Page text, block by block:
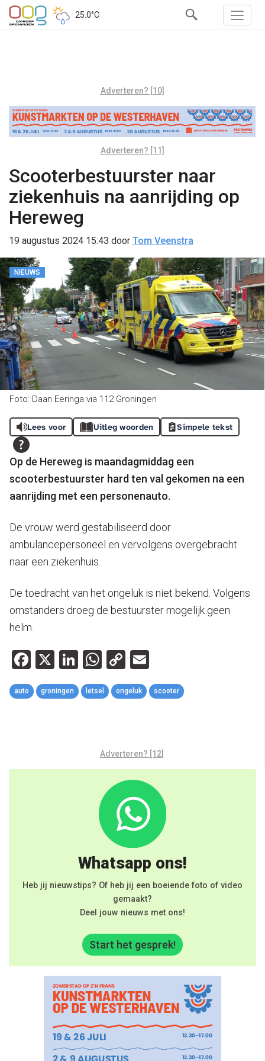
25.0°C
Adverteren? [10]
Adverteren? [11]
Scooterbestuurster naar
ziekenhuis na aanrijding op
Hereweg
19 augustus 2024 15:43 door Tom Veenstra
NIEUWS
Foto: Daan Eeringa via 112 Groningen
Lees voor Uitleg woorden Simpele tekst
Op de Hereweg is maandagmiddag een
scooterbestuurster hard ten val gekomen na een
aanrijding met een personenauto.
De vrouw werd gestabiliseerd door
ambulancepersoneel en vervolgens overgebracht
naar een ziekenhuis.
De toedracht van het ongeluk is niet bekend. Volgens
omstanders droeg de bestuurster mogelijk geen
helm.
Facebook
X LinkedIn
WhatsApp
Copy
Link
auto groningen letsel ongeluk scooter
Adverteren? [12]
Whatsapp ons!
Heb jij nieuwstips? Of heb jij een boeiende foto of video
gemaakt?
Deel jouw nieuws met ons!
Start het gesprek!